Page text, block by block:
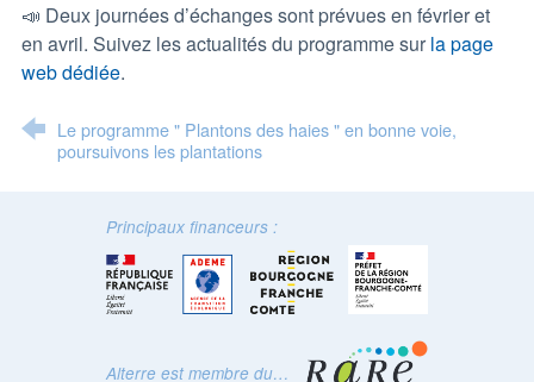
📣 Deux journées d’échanges sont prévues en février et
en avril. Suivez les actualités du programme sur la page
web dédiée.
Le programme " Plantons des haies " en bonne voie,
poursuivons les plantations
Principaux financeurs :
Alterre est membre du…